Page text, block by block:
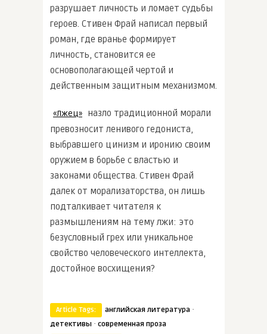
разрушает личность и ломает судьбы
героев. Стивен Фрай написал первый
роман, где вранье формирует
личность, становится ее
основополагающей чертой и
действенным защитным механизмом.
«Лжец» назло традиционной морали
превозносит ленивого гедониста,
выбравшего цинизм и иронию своим
оружием в борьбе с властью и
законами общества. Стивен Фрай
далек от морализаторства, он лишь
подталкивает читателя к
размышлениям на тему лжи: это
безусловный грех или уникальное
свойство человеческого интеллекта,
достойное восхищения?
Article Tags: английская литература ·
детективы · современная проза